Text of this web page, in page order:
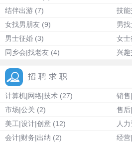
结伴出游 (7) 技能
女找男朋友 (9) 男
男士征婚 (3) 女士
同乡会|找老友 (4) 兴
招聘求职
计算机|网络|技术 (27) 销售
市场|公关 (2) 售后
美工|设计|创意 (12) 人
会计|财务|出纳 (2) 经营